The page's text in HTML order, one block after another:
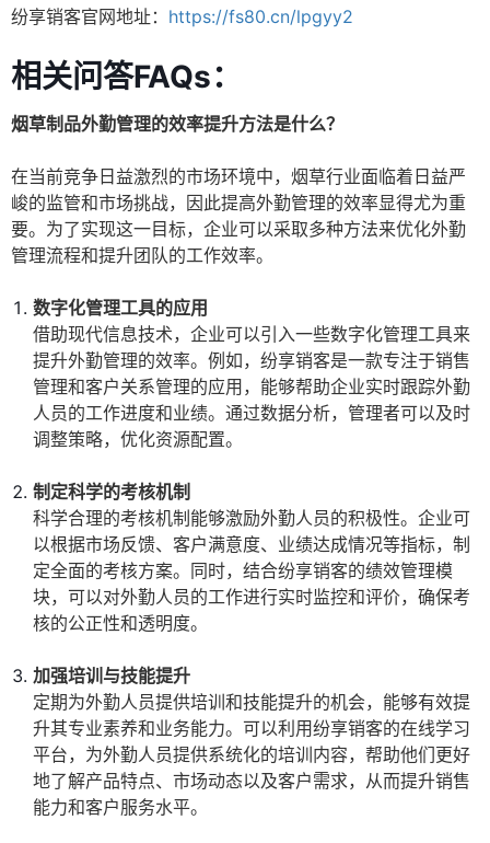
纷享销客官网地址： https://fs80.cn/lpgyy2
相关问答FAQs：
烟草制品外勤管理的效率提升方法是什么？
在当前竞争日益激烈的市场环境中，烟草行业面临着日益严
峻的监管和市场挑战，因此提高外勤管理的效率显得尤为重
要。为了实现这一目标，企业可以采取多种方法来优化外勤
管理流程和提升团队的工作效率。
数字化管理工具的应用
借助现代信息技术，企业可以引入一些数字化管理工具来
提升外勤管理的效率。例如，纷享销客是一款专注于销售
管理和客户关系管理的应用，能够帮助企业实时跟踪外勤
人员的工作进度和业绩。通过数据分析，管理者可以及时
调整策略，优化资源配置。
制定科学的考核机制
科学合理的考核机制能够激励外勤人员的积极性。企业可
以根据市场反馈、客户满意度、业绩达成情况等指标，制
定全面的考核方案。同时，结合纷享销客的绩效管理模
块，可以对外勤人员的工作进行实时监控和评价，确保考
核的公正性和透明度。
加强培训与技能提升
定期为外勤人员提供培训和技能提升的机会，能够有效提
升其专业素养和业务能力。可以利用纷享销客的在线学习
平台，为外勤人员提供系统化的培训内容，帮助他们更好
地了解产品特点、市场动态以及客户需求，从而提升销售
能力和客户服务水平。